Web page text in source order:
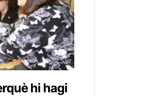
hi hagi